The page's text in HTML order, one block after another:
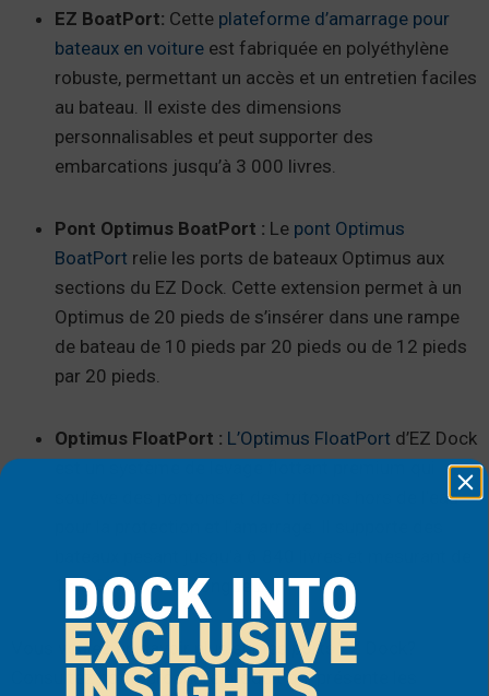
EZ BoatPort: Cette plateforme d’amarrage pour
bateaux en voiture est fabriquée en polyéthylène
robuste, permettant un accès et un entretien faciles
au bateau. Il existe des dimensions
personnalisables et peut supporter des
embarcations jusqu’à 3 000 livres.
Pont Optimus BoatPort : Le pont Optimus
BoatPort relie les ports de bateaux Optimus aux
sections du EZ Dock. Cette extension permet à un
Optimus de 20 pieds de s’insérer dans une rampe
de bateau de 10 pieds par 20 pieds ou de 12 pieds
par 20 pieds.
Optimus FloatPort : L’Optimus FloatPort d’EZ Dock
soulève des pontons et des tritoons hors de l’eau
16 à 30 pieds de longueur.
Vous voulez en savoir plus sur les ports EZ Dock?
Consultez notre brochure produit qui présente les
DOCK INTO
EXCLUSIVE